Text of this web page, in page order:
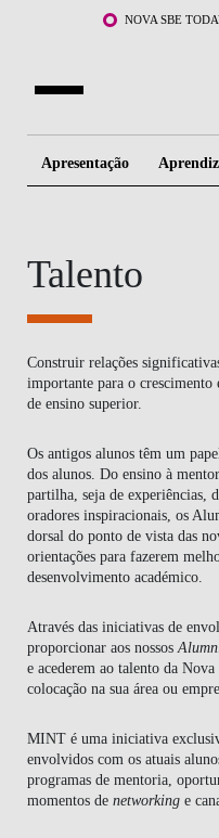
Saltar para o conteúdo principal
NOVA SBE
WHAT'S HAPPENING
Apresentação
Talento
Construir relações
importante para o crescimento
de ensino superior.
Os antigos alunos têm um
dos alunos. Do ensino à
partilha, seja de experiências,
oradores inspiracionais, os
dorsal do ponto de vista das
orientações para fazerem
desenvolvimento académico.
Através das iniciativas de
proporcionar aos nossos
e acederem ao talento da
colocação na sua área ou
MINTé uma iniciativa
envolvidos com os atuais
programas de mentoria,
momentos de networkinge